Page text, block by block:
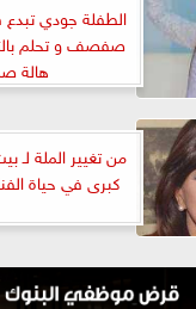
الطفلة جودي
صفصف و تحلم
هالة
من تغيير الملة لـ
كبرى في حياة